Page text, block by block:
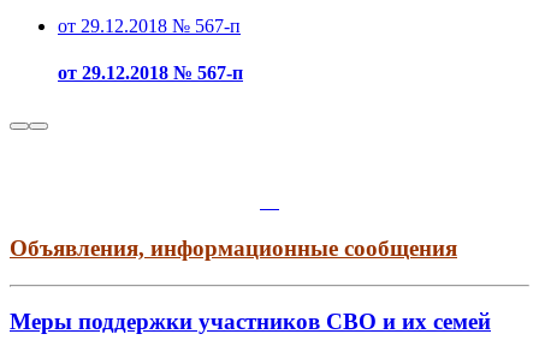
от 29.12.2018 № 567-п
от 29.12.2018 № 567-п
Объявления, информационные сообщения
Меры поддержки участников СВО и их семей